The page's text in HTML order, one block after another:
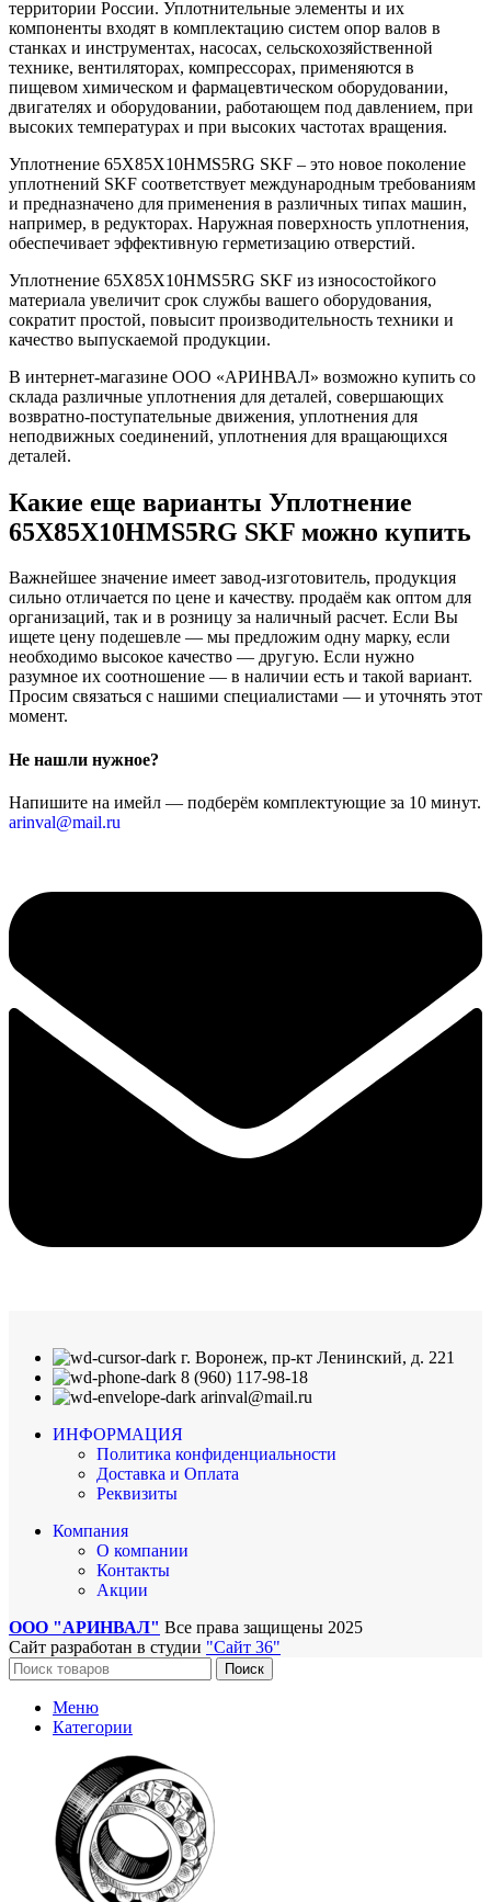
территории России. Уплотнительные элементы и их
компоненты входят в комплектацию систем опор валов в
станках и инструментах, насосах, сельскохозяйственной
технике, вентиляторах, компрессорах, применяются в
пищевом химическом и фармацевтическом оборудовании,
двигателях и оборудовании, работающем под давлением, при
высоких температурах и при высоких частотах вращения.
Уплотнение 65X85X10HMS5RG SKF – это новое поколение
уплотнений SKF соответствует международным требованиям
и предназначено для применения в различных типах машин,
например, в редукторах. Наружная поверхность уплотнения,
обеспечивает эффективную герметизацию отверстий.
Уплотнение 65X85X10HMS5RG SKF из износостойкого
материала увеличит срок службы вашего оборудования,
сократит простой, повысит производительность техники и
качество выпускаемой продукции.
В интернет-магазине ООО «АРИНВАЛ» возможно купить со
склада различные уплотнения для деталей, совершающих
возвратно-поступательные движения, уплотнения для
неподвижных соединений, уплотнения для вращающихся
деталей.
Какие еще варианты Уплотнение
65X85X10HMS5RG SKF можно купить
Важнейшее значение имеет завод-изготовитель, продукция
сильно отличается по цене и качеству. продаём как оптом для
организаций, так и в розницу за наличный расчет. Если Вы
ищете цену подешевле — мы предложим одну марку, если
необходимо высокое качество — другую. Если нужно
разумное их соотношение — в наличии есть и такой вариант.
Просим связаться с нашими специалистами — и уточнять этот
момент.
Не нашли нужное?
Напишите на имейл — подберём комплектующие за 10 минут.
arinval@mail.ru
г. Воронеж, пр-кт Ленинский, д. 221
8 (960) 117-98-18
arinval@mail.ru
ИНФОРМАЦИЯ
Политика конфиденциальности
Доставка и Оплата
Реквизиты
Компания
О компании
Контакты
Акции
ООО "АРИНВАЛ" Все права защищены 2025
Сайт разработан в студии "Сайт 36"
Поиск
Меню
Категории